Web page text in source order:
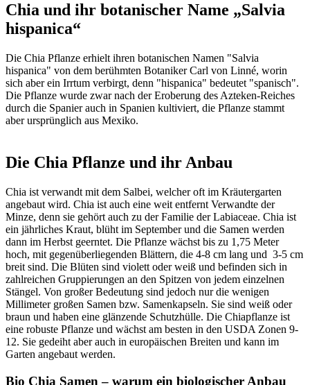
Chia und ihr botanischer Name „Salvia
hispanica“
Die Chia Pflanze erhielt ihren botanischen Namen "Salvia
hispanica" von dem berühmten Botaniker Carl von Linné, worin
sich aber ein Irrtum verbirgt, denn "hispanica" bedeutet "spanisch".
Die Pflanze wurde zwar nach der Eroberung des Azteken-Reiches
durch die Spanier auch in Spanien kultiviert, die Pflanze stammt
aber ursprünglich aus Mexiko.
Die Chia Pflanze und ihr Anbau
Chia ist verwandt mit dem Salbei, welcher oft im Kräutergarten
angebaut wird. Chia ist auch eine weit entfernt Verwandte der
Minze, denn sie gehört auch zu der Familie der Labiaceae. Chia ist
ein jährliches Kraut, blüht im September und die Samen werden
dann im Herbst geerntet. Die Pflanze wächst bis zu 1,75 Meter
hoch, mit gegenüberliegenden Blättern, die 4-8 cm lang und 3-5 cm
breit sind. Die Blüten sind violett oder weiß und befinden sich in
zahlreichen Gruppierungen an den Spitzen von jedem einzelnen
Stängel. Von großer Bedeutung sind jedoch nur die wenigen
Millimeter großen Samen bzw. Samenkapseln. Sie sind weiß oder
braun und haben eine glänzende Schutzhülle. Die Chiapflanze ist
eine robuste Pflanze und wächst am besten in den USDA Zonen 9-
12. Sie gedeiht aber auch in europäischen Breiten und kann im
Garten angebaut werden.
Bio Chia Samen – warum ein biologischer Anbau